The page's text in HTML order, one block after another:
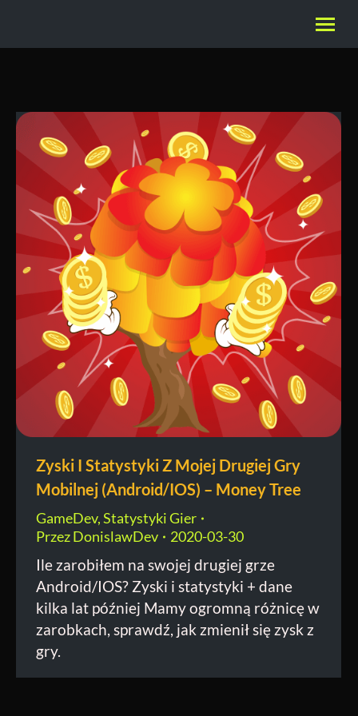
Zyski I Statystyki Z Mojej Drugiej Gry
Mobilnej (Android/IOS) – Money Tree
GameDev,Statystyki Gier
PrzezDonislawDev 2020-03-30
Ile zarobiłem na swojej drugiej grze
Android/IOS? Zyski i statystyki + dane
kilka lat później Mamy ogromną różnicę w
zarobkach, sprawdź, jak zmienił się zysk z
gry.